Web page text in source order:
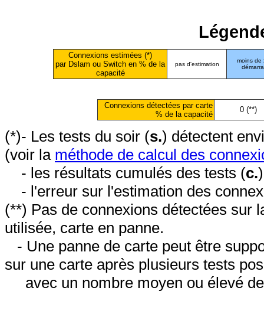
Connexions estimées (*)
par Dslam ou Switch en % de la
capacité
pas d'estimation
moins de
Connexions détectées par carte
% de la capacité
0 (**)
(*)- Les tests du soir (s.) détectent
(voir la méthode de calcul des
- les résultats cumulés des tests (c.
- l'erreur sur l'estimation des
(**) Pas de connexions détectées sur
utilisée, carte en panne.
- Une panne de carte peut être
sur une carte après plusieurs tests
avec un nombre moyen ou élevé